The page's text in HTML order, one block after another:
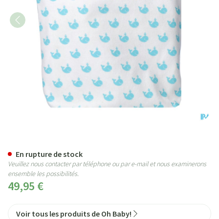
49,95 €
En rupture de stock
Veuillez nous contacter par téléphone ou par e-mail et nous examinerons
ensemble les possibilités.
Voir tous les produits de Oh Baby!